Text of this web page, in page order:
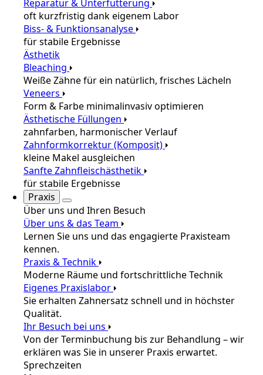
Reparatur & Unterfütterung
oft kurzfristig dank eigenem Labor
Biss- & Funktionsanalyse
für stabile Ergebnisse
Ästhetik
Bleaching
Weiße Zähne für ein natürlich, frisches Lächeln
Veneers
Form & Farbe minimalinvasiv optimieren
Ästhetische Füllungen
zahnfarben, harmonischer Verlauf
Zahnformkorrektur (Komposit)
kleine Makel ausgleichen
Sanfte Zahnfleischästhetik
für stabile Ergebnisse
Praxis
Über uns und Ihren Besuch
Über uns & das Team
Lernen Sie uns und das engagierte Praxisteam
kennen.
Praxis & Technik
Moderne Räume und fortschrittliche Technik
Eigenes Praxislabor
Sie erhalten Zahnersatz schnell und in höchster
Qualität.
Ihr Besuch bei uns
Von der Terminbuchung bis zur Behandlung – wir
erklären was Sie in unserer Praxis erwartet.
Sprechzeiten